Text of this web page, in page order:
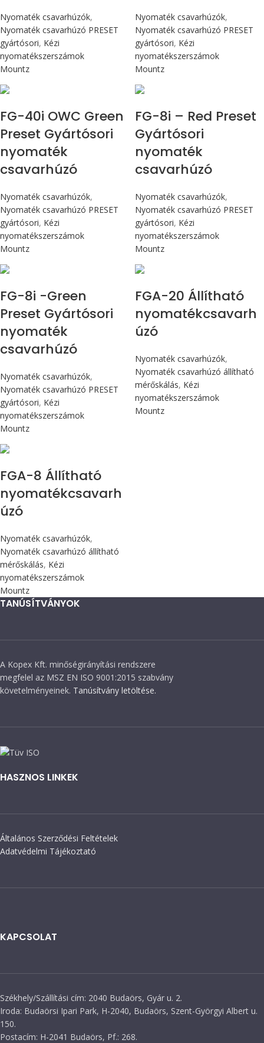
Nyomaték csavarhúzók,
Nyomaték csavarhúzó PRESET
gyártósori, Kézi
nyomatékszerszámok
Mountz
Nyomaték csavarhúzók,
Nyomaték csavarhúzó PRESET
gyártósori, Kézi
nyomatékszerszámok
Mountz
FG-40i OWC Green
Preset Gyártósori
nyomaték
csavarhúzó
Nyomaték csavarhúzók,
Nyomaték csavarhúzó PRESET
gyártósori, Kézi
nyomatékszerszámok
Mountz
FG-8i – Red Preset
Gyártósori
nyomaték
csavarhúzó
Nyomaték csavarhúzók,
Nyomaték csavarhúzó PRESET
gyártósori, Kézi
nyomatékszerszámok
Mountz
FG-8i -Green
Preset Gyártósori
nyomaték
csavarhúzó
Nyomaték csavarhúzók,
Nyomaték csavarhúzó PRESET
gyártósori, Kézi
nyomatékszerszámok
Mountz
FGA-20 Állítható
nyomatékcsavarh
úzó
Nyomaték csavarhúzók,
Nyomaték csavarhúzó állítható
mérőskálás, Kézi
nyomatékszerszámok
Mountz
FGA-8 Állítható
nyomatékcsavarh
úzó
Nyomaték csavarhúzók,
Nyomaték csavarhúzó állítható
mérőskálás, Kézi
nyomatékszerszámok
Mountz
TANÚSÍTVÁNYOK
A Kopex Kft. minőségirányítási rendszere
megfelel az MSZ EN ISO 9001:2015 szabvány
követelményeinek. Tanúsítvány letöltése.
HASZNOS LINKEK
Általános Szerződési Feltételek
Adatvédelmi Tájékoztató
KAPCSOLAT
Székhely/Szállítási cím: 2040 Budaörs, Gyár u. 2.
Iroda: Budaörsi Ipari Park, H-2040, Budaörs, Szent-Györgyi Albert u.
150.
Postacím: H-2041 Budaörs, Pf.: 268.